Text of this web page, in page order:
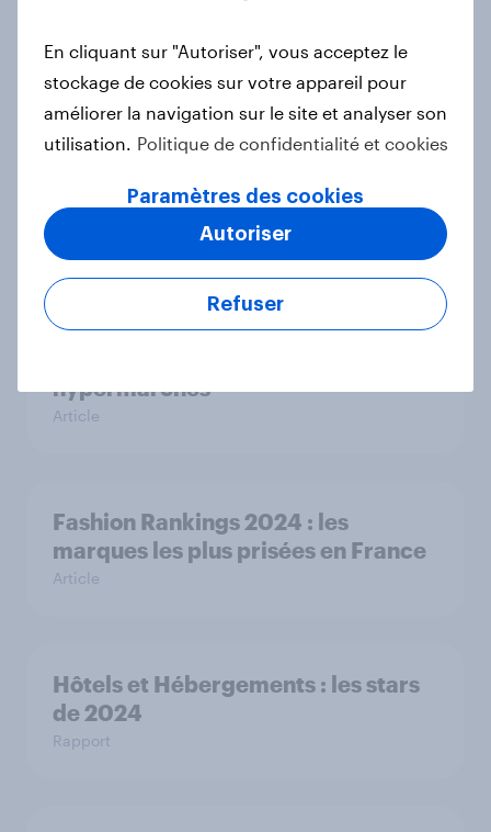
des consommateurs en 2025 ?
Rapport
Le Dynamic Pricing : une stratégie
Rapport
hypermarchés
Article
Fashion Rankings 2024 : les
marques les plus prisées en France
Article
Hôtels et Hébergements : les stars
de 2024
Rapport
En cliquant sur "Autoriser", vous acceptez le
stockage de cookies sur votre appareil pour
améliorer la navigation sur le site et analyser son
utilisation.
Politique de confidentialité et cookies
Paramètres des cookies
Refuser
Autoriser